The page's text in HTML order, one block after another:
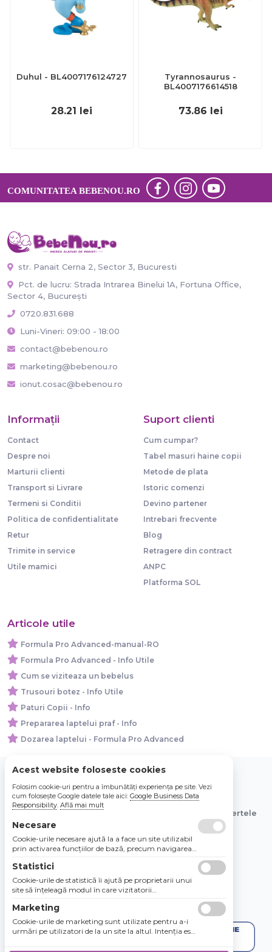
Duhul - BL4007176124727
28.21 lei
Tyrannosaurus -
BL4007176614518
73.86 lei
COMUNITATEA BEBENOU.RO
str. Panait Cerna 2, Sector 3, Bucuresti
Pct. de lucru: Strada Intrarea Binelui 1A, Fortuna Office,
Sector 4, București
0720.831.688
Luni-Vineri: 09:00 - 18:00
contact@bebenou.ro
marketing@bebenou.ro
ionut.cosac@bebenou.ro
Informaţii
Contact
Despre noi
Marturii clienti
Transport si Livrare
Termeni si Conditii
Politica de confidentialitate
Retur
Trimite in service
Utile mamici
Suport clienti
Cum cumpar?
Tabel masuri haine copii
Metode de plata
Istoric comenzi
Devino partener
Intrebari frecvente
Blog
Retragere din contract
ANPC
Platforma SOL
Articole utile
Formula Pro Advanced-manual-RO
Formula Pro Advanced - Info Utile
Cum se viziteaza un bebelus
Trusouri botez - Info Utile
Paturi Copii - Info
Prepararea laptelui praf - Info
Dozarea laptelui - Formula Pro Advanced
© 2026 Bebe Nou Online Store SRL
Toate preturile sunt exprimate in lei si includ tva. Ofertele
sunt valabile in limita stocului disponibil.
Acest website foloseste cookies
Folosim cookie-uri pentru a îmbunătăți experiența pe site. Vezi
cum folosește Google datele tale aici: Google Business Data
Responsibility. Află mai mult
Necesare
Cookie-urile necesare ajută la a face un site utilizabil
prin activarea funcţiilor de bază, precum navigarea
Site-ul nu poate funcţiona corespunzător fără aceste
cookie-uri.
Statistici
Cookie-urile de statistică îi ajută pe proprietarii unui
site să înţeleagă modul în care vizitatorii
raportarea informaţiilor în mod anonim.
Marketing
Cookie-urile de marketing sunt utilizate pentru a-i
urmări pe utilizatori de la un site la altul. Intenţia este